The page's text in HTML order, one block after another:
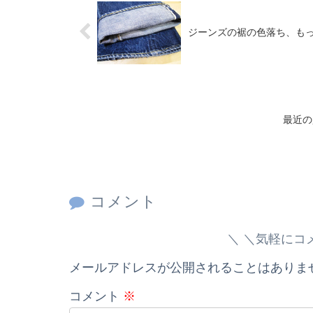
ジーンズの裾の色落ち、も
最近
コメント
＼気軽にコ
メールアドレスが公開されることはありま
コメント ※